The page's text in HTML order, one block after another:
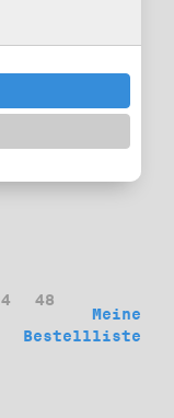
48
Meine
Bestellliste